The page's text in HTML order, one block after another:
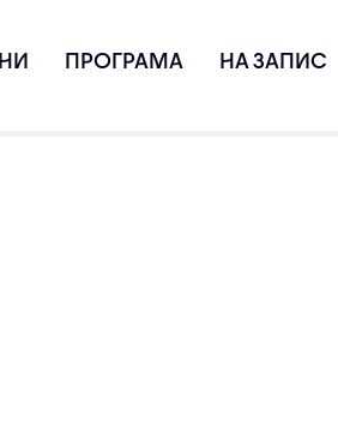
ПРОГРАМА НА ЗАПИС